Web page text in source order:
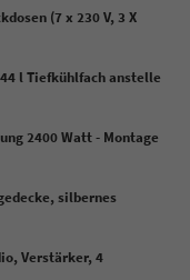
(7 x 230 V, 3 X
l Tiefkühlfach anstelle
2400 Watt - Montage
silbernes
Verstärker, 4